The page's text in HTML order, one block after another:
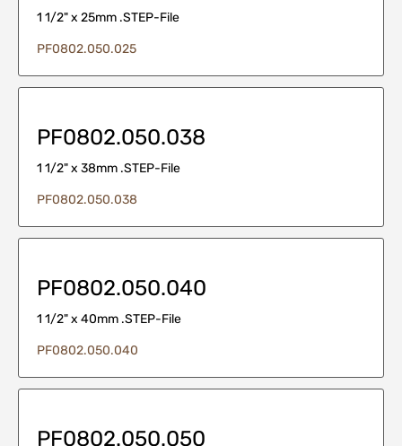
1 1/2" x 25mm .STEP-File
PF0802.050.025
PF0802.050.038
1 1/2" x 38mm .STEP-File
PF0802.050.038
PF0802.050.040
1 1/2" x 40mm .STEP-File
PF0802.050.040
PF0802.050.050